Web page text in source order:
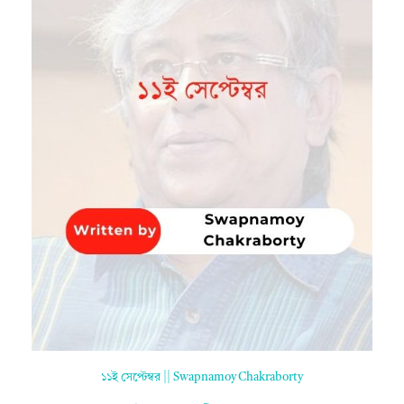
১১ই সেপ্টেম্বর || Swapnamoy Chakraborty